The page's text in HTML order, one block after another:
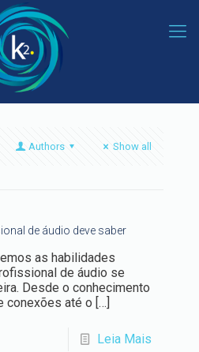
Authors Show all
de áudio deve saber
as habilidades
de áudio se
Desde o conhecimento
conexões até o […]
Leia Mais